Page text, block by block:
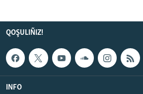
QOŞULIÑIZ!
INFO